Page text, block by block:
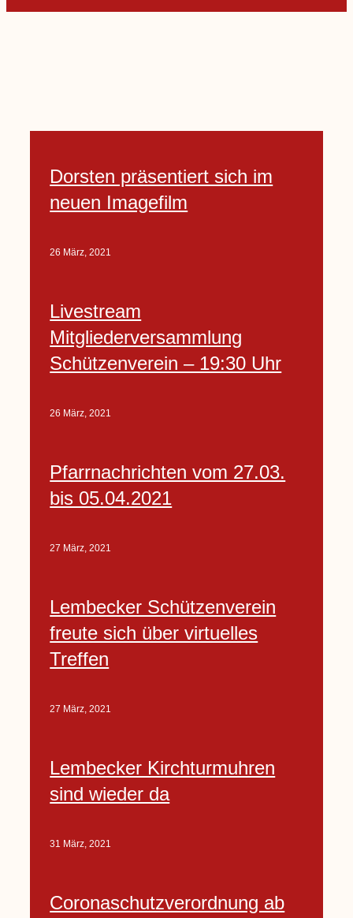
Dorsten präsentiert sich im
neuen Imagefilm
26 März, 2021
Livestream
Mitgliederversammlung
Schützenverein – 19:30 Uhr
26 März, 2021
Pfarrnachrichten vom 27.03.
bis 05.04.2021
27 März, 2021
Lembecker Schützenverein
freute sich über virtuelles
Treffen
27 März, 2021
Lembecker Kirchturmuhren
sind wieder da
31 März, 2021
Coronaschutzverordnung ab